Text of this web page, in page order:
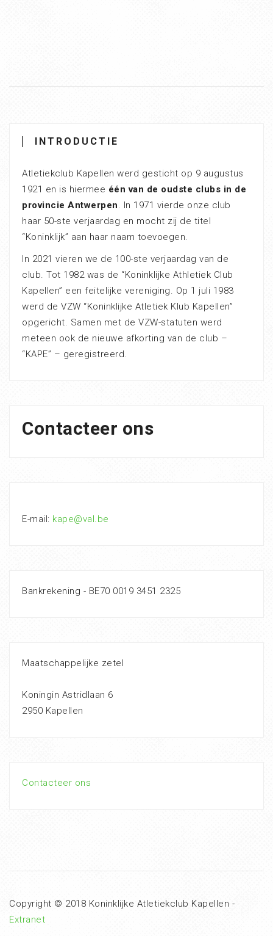
INTRODUCTIE
Atletiekclub Kapellen werd gesticht op 9 augustus
1921 en is hiermee één van de oudste clubs in de
provincie Antwerpen. In 1971 vierde onze club
haar 50-ste verjaardag en mocht zij de titel
“Koninklijk” aan haar naam toevoegen.
In 2021 vieren we de 100-ste verjaardag van de
club. Tot 1982 was de “Koninklijke Athletiek Club
Kapellen” een feitelijke vereniging. Op 1 juli 1983
werd de VZW “Koninklijke Atletiek Klub Kapellen”
opgericht. Samen met de VZW-statuten werd
meteen ook de nieuwe afkorting van de club –
“KAPE” – geregistreerd.
Contacteer ons
E-mail: kape@val.be
Bankrekening - BE70 0019 3451 2325
Maatschappelijke zetel
Koningin Astridlaan 6
2950 Kapellen
Contacteer ons
Copyright © 2018 Koninklijke Atletiekclub Kapellen -
Extranet